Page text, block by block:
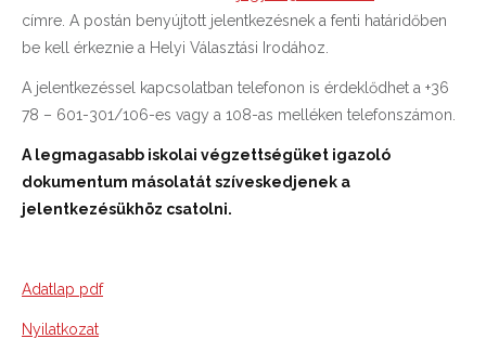
címre. A postán benyújtott jelentkezésnek a fenti határidőben
be kell érkeznie a Helyi Választási Irodához.
A jelentkezéssel kapcsolatban telefonon is érdeklődhet a +36
78 – 601-301/106-es vagy a 108-as melléken telefonszámon.
A legmagasabb iskolai végzettségüket igazoló
dokumentum másolatát szíveskedjenek a
jelentkezésükhöz csatolni.
Adatlap pdf
Nyilatkozat